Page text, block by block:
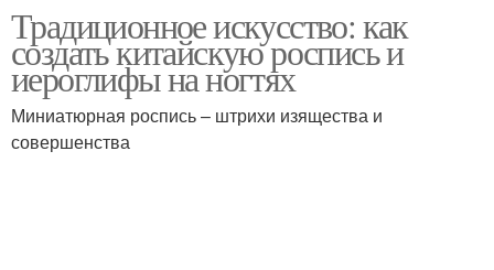
Уход за ногтями
росписью
Символы на ногти
Традиционное искусство: как
создать китайскую роспись и
иероглифы на ногтях
Миниатюрная роспись – штрихи изящества и
совершенства